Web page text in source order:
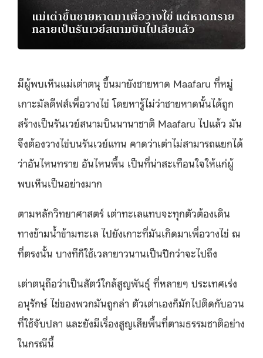
มีผู้พบเห็นแม่เต่าตนุ ขึ้นมายังชายหาด Maafaru ที่หมู่
เกาะมัลดีฟส์เพื่อวางไข่ โดยหารู้ไม่ว่าชายหาดนั้นได้ถูก
สร้างเป็นรันเวย์สนามบินนานาชาติ Maafaru ไปแล้ว มัน
จึงต้องวางไข่บนรันเวย์แทน คาดว่าเต่าไม่สามารถแยกได้
ว่าอันไหนทราย อันไหนพื้น เป็นที่น่าสะเทือนใจให้แก่ผู้
พบเห็นเป็นอย่างมาก
ตามหลักวิทยาศาสตร์ เต่าทะเลแทบจะทุกตัวต้องเดิน
ทางข้ามน้ำข้ามทะเล ไปยังเกาะที่มันเกิดมาเพื่อวางไข่ ณ
ที่ตรงนั้น บางทีก็ใช้เวลายาวนานเป็นปีกว่าจะไปถึง
เต่าตนุถือว่าเป็นสัตว์ใกล้สูญพันธุ์ ที่หลายๆ ประเทศเร่ง
อนุรักษ์ ไข่ของพวกมันถูกล่า ตัวเต่าเองก็มักไปติดกับอวน
ที่ใช้จับปลา และยังมีเรื่องสูญเสียพื้นที่ตามธรรมชาติอย่าง
ในกรณีนี้